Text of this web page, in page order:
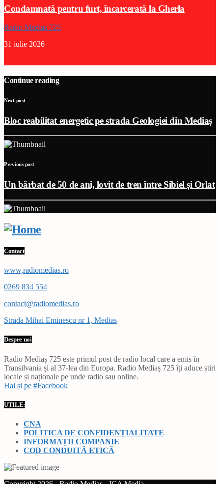
Condamnată pentru furt, încarcerată la Gherla
Radio Medias 725
31 iulie 2026
Continue reading
Next post
Bloc reabilitat energetic pe strada Geologiei din Mediaș
Previous post
Un bărbat de 50 de ani, lovit de tren între Sibiel și Orlat
Contact
www,radiomedias.ro
0269 834 554
contact@radiomedias.ro
Strada Mihai Eminescu nr 1, Medias
Despre noi
Radio Mediaș 725 este primul post de radio local care a emis în
Transilvania și al 37-lea din Europa. Radio Mediaș 725 îți aduce știri
locale și naționale pe unde radio sau online.
Hai și pe #Facebook
UTILE:
CNA
POLITICA DE CONFIDENȚIALITATE
INFORMAȚII COMPANIE
COD CONDUITĂ ETICĂ